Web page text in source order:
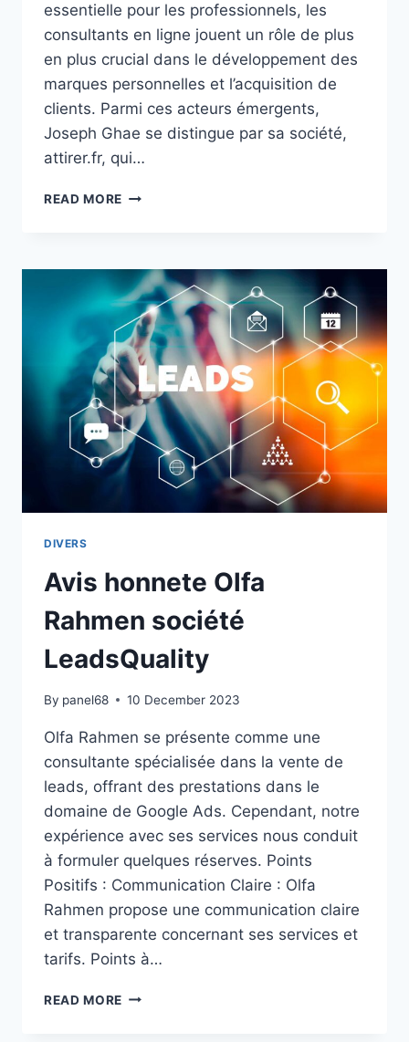
essentielle pour les professionnels, les
consultants en ligne jouent un rôle de plus
en plus crucial dans le développement des
marques personnelles et l’acquisition de
clients. Parmi ces acteurs émergents,
Joseph Ghae se distingue par sa société,
attirer.fr, qui…
READ MORE L’ESSOR
LIGNE
:
COMMENT
JOSEPH
GHAE
RÉVOLUTIONNE
L’ACQUISITION
DE
CLIENTS
HAUT
DE
GAMME
DIVERS
Avis honnete Olfa
Rahmen société
LeadsQuality
By panel68 10 December 2023
Olfa Rahmen se présente comme une
consultante spécialisée dans la vente de
leads, offrant des prestations dans le
domaine de Google Ads. Cependant, notre
expérience avec ses services nous conduit
à formuler quelques réserves. Points
Positifs : Communication Claire : Olfa
Rahmen propose une communication claire
et transparente concernant ses services et
tarifs. Points à…
READ MORE AVIS